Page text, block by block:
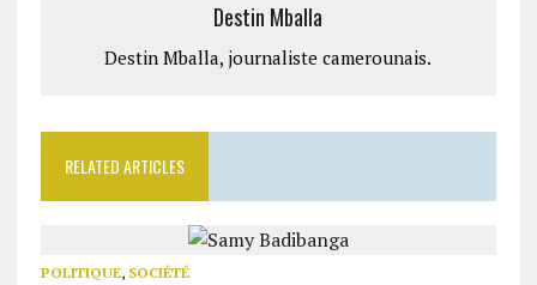
Destin Mballa
Destin Mballa, journaliste camerounais.
RELATED ARTICLES
POLITIQUE, SOCIÉTÉ